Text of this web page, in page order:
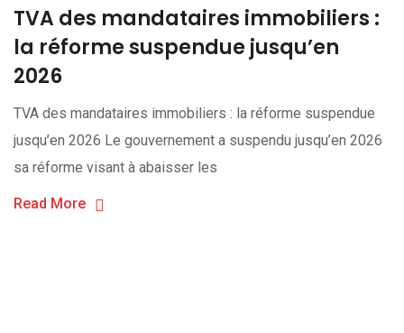
TVA des mandataires immobiliers :
la réforme suspendue jusqu’en
2026
TVA des mandataires immobiliers : la réforme suspendue
jusqu’en 2026 Le gouvernement a suspendu jusqu’en 2026
sa réforme visant à abaisser les
Read More